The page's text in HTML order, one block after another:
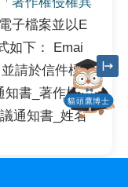
子檔案並以E
如下： Emai
請於信件標
知書_著作權人
通知書_姓名
貓頭鷹博士